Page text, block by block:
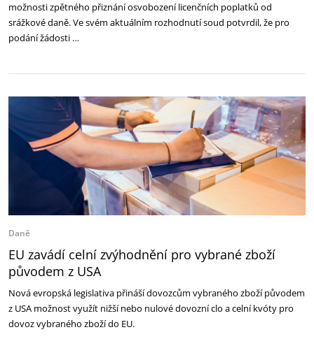
možnosti zpětného přiznání osvobození licenčních poplatků od
srážkové daně. Ve svém aktuálním rozhodnutí soud potvrdil, že pro
podání žádosti …
Daně
EU zavádí celní zvýhodnění pro vybrané zboží
původem z USA
Nová evropská legislativa přináší dovozcům vybraného zboží původem
z USA možnost využít nižší nebo nulové dovozní clo a celní kvóty pro
dovoz vybraného zboží do EU.